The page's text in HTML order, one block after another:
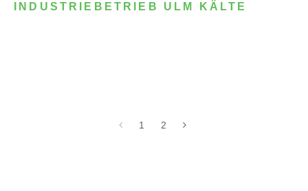
INDUSTRIEBETRIEB ULM KÄLTE
1 2